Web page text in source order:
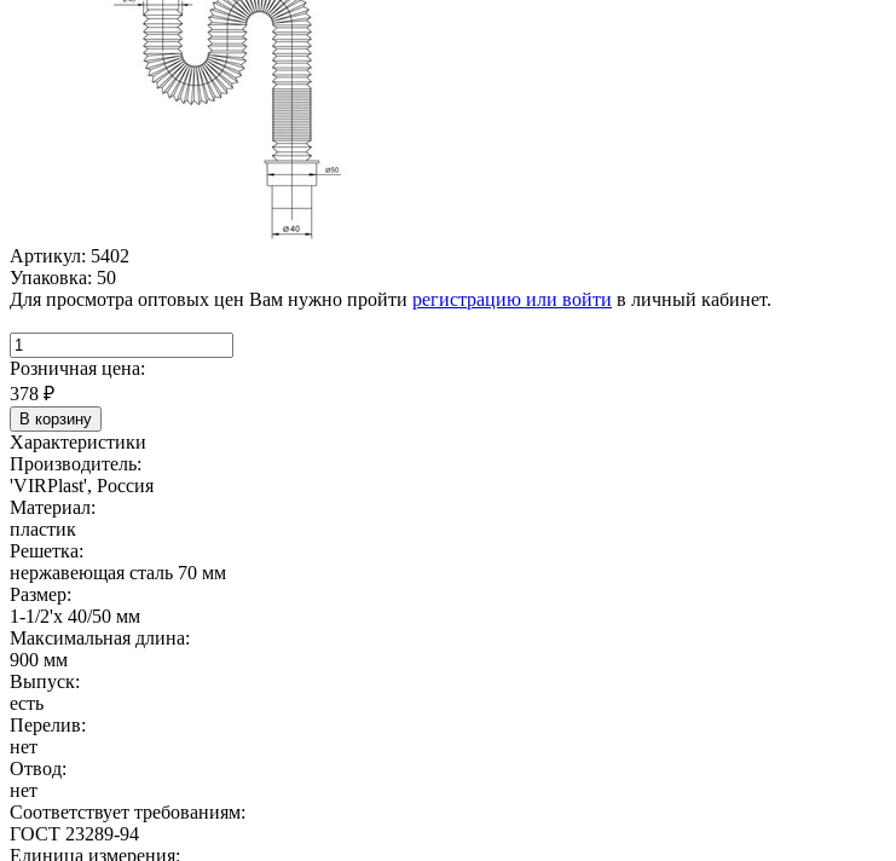
Артикул: 5402
Упаковка: 50
Для просмотра оптовых цен Вам нужно пройти регистрацию или войти в личный кабинет.
Розничная цена:
378 ₽
В корзину
Характеристики
Производитель:
'VIRPlast', Россия
Материал:
пластик
Решетка:
нержавеющая сталь 70 мм
Размер:
1-1/2'х 40/50 мм
Максимальная длина:
900 мм
Выпуск:
есть
Перелив:
нет
Отвод:
нет
Соответствует требованиям:
ГОСТ 23289-94
Единица измерения: